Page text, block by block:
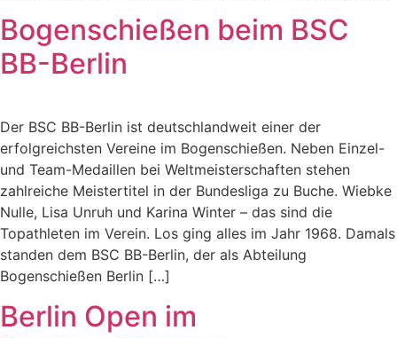
Bogenschießen beim BSC
BB-Berlin
Der BSC BB-Berlin ist deutschlandweit einer der
erfolgreichsten Vereine im Bogenschießen. Neben Einzel-
und Team-Medaillen bei Weltmeisterschaften stehen
zahlreiche Meistertitel in der Bundesliga zu Buche. Wiebke
Nulle, Lisa Unruh und Karina Winter – das sind die
Topathleten im Verein. Los ging alles im Jahr 1968. Damals
standen dem BSC BB-Berlin, der als Abteilung
Bogenschießen Berlin […]
Berlin Open im